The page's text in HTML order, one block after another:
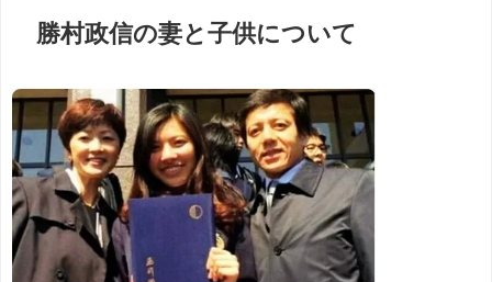
勝村政信の妻と子供について